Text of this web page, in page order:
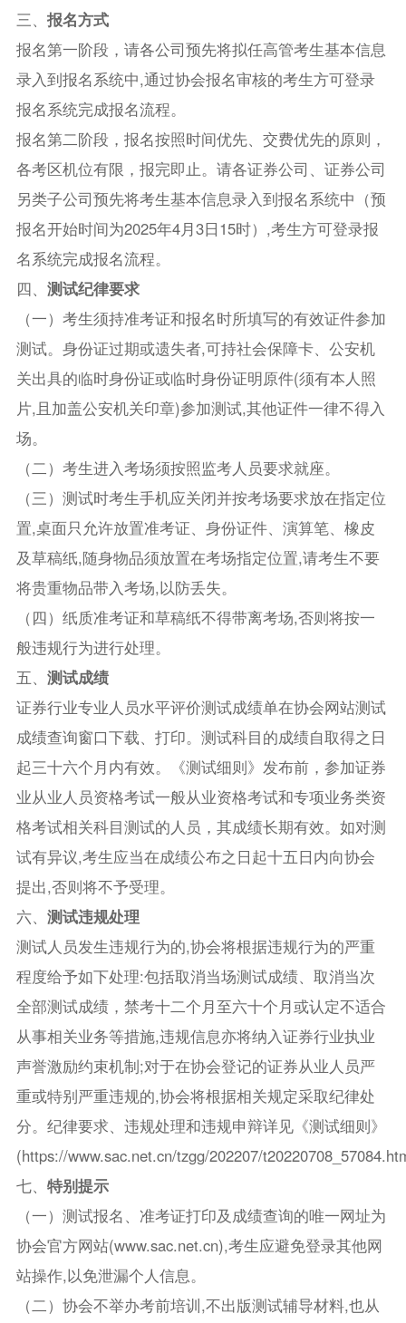
三、 报名方式
报名第一阶段，请各公司预先将拟任高管考生基本信息
录入到报名系统中,通过协会报名审核的考生方可登录
报名系统完成报名流程。
报名第二阶段，报名按照时间优先、交费优先的原则，
各考区机位有限，报完即止。请各证券公司、证券公司
另类子公司预先将考生基本信息录入到报名系统中（预
报名开始时间为2025年4月3日15时）,考生方可登录报
名系统完成报名流程。
四、 测试纪律要求
（一）考生须持准考证和报名时所填写的有效证件参加
测试。身份证过期或遗失者,可持社会保障卡、公安机
关出具的临时身份证或临时身份证明原件(须有本人照
片,且加盖公安机关印章)参加测试,其他证件一律不得入
场。
（二）考生进入考场须按照监考人员要求就座。
（三）测试时考生手机应关闭并按考场要求放在指定位
置,桌面只允许放置准考证、身份证件、演算笔、橡皮
及草稿纸,随身物品须放置在考场指定位置,请考生不要
将贵重物品带入考场,以防丢失。
（四）纸质准考证和草稿纸不得带离考场,否则将按一
般违规行为进行处理。
五、 测试成绩
证券行业专业人员水平评价测试成绩单在协会网站测试
成绩查询窗口下载、打印。测试科目的成绩自取得之日
起三十六个月内有效。《测试细则》发布前，参加证券
业从业人员资格考试一般从业资格考试和专项业务类资
格考试相关科目测试的人员，其成绩长期有效。如对测
试有异议,考生应当在成绩公布之日起十五日内向协会
提出,否则将不予受理。
六、 测试违规处理
测试人员发生违规行为的,协会将根据违规行为的严重
程度给予如下处理:包括取消当场测试成绩、取消当次
全部测试成绩，禁考十二个月至六十个月或认定不适合
从事相关业务等措施,违规信息亦将纳入证券行业执业
声誉激励约束机制;对于在协会登记的证券从业人员严
重或特别严重违规的,协会将根据相关规定采取纪律处
分。纪律要求、违规处理和违规申辩详见《测试细则》
(https://www.sac.net.cn/tzgg/202207/
七、 特别提示
（一）测试报名、准考证打印及成绩查询的唯一网址为
协会官方网站(www.sac.net.cn),考生应避免登录其他网
站操作,以免泄漏个人信息。
（二）协会不举办考前培训,不出版测试辅导材料,也从